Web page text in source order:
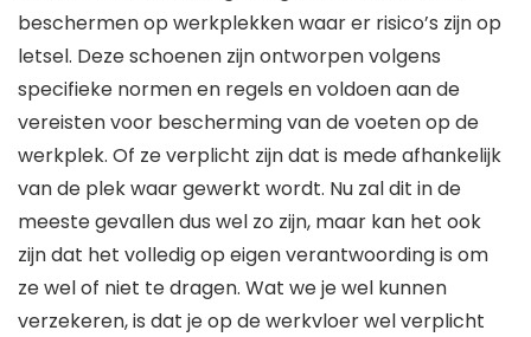
beschermen op werkplekken waar er risico’s zijn op
letsel. Deze schoenen zijn ontworpen volgens
specifieke normen en regels en voldoen aan de
vereisten voor bescherming van de voeten op de
werkplek. Of ze verplicht zijn dat is mede afhankelijk
van de plek waar gewerkt wordt. Nu zal dit in de
meeste gevallen dus wel zo zijn, maar kan het ook
zijn dat het volledig op eigen verantwoording is om
ze wel of niet te dragen. Wat we je wel kunnen
verzekeren, is dat je op de werkvloer wel verplicht